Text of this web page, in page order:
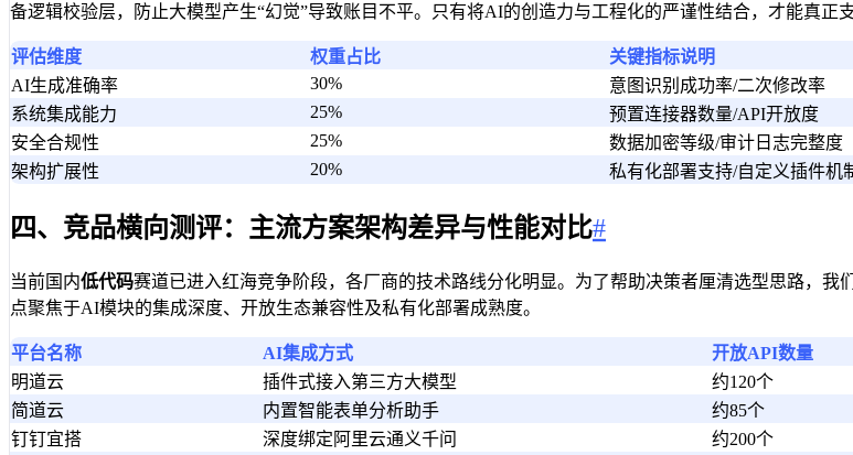
备逻辑校验层，防止大模型产生“幻觉”导致账目不平。只有将AI的创造力与工程化的严谨性结合，才能真正
评估维度 权重占比 关键指标说明
AI生成准确率
30% 意图识别成功率/二次修改率
系统集成能力
25% 预置连接器数量/API开放度
安全合规性
25% 数据加密等级/审计日志完整度
架构扩展性
20% 私有化部署支持/自定义插件机
四、竞品横向测评：主流方案架构差异与性能对比#
当前国内低代码赛道已进入红海竞争阶段，各厂商的技术路线分化明显。为了帮助决策者厘清选型思路，
点聚焦于AI模块的集成深度、开放生态兼容性及私有化部署成熟度。
平台名称 AI集成方式 开放API数量
明道云
插件式接入第三方大模型 约120个
简道云
内置智能表单分析助手 约85个
钉钉宜搭
深度绑定阿里云通义千问 约200个